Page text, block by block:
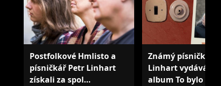
Postfolkové Hmlisto a
písničkář Petr Linhart
získali za spol…
Známý písničkář
Linhart vydává
album To bylo to